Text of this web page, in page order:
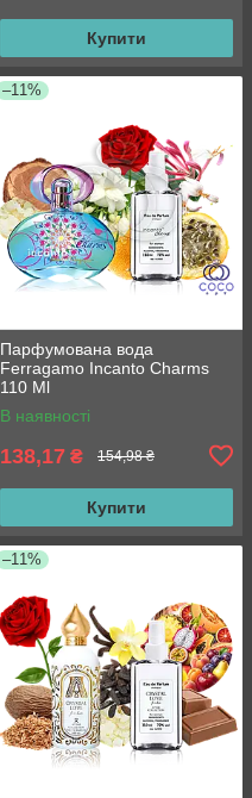
Купити
–11%
Парфумована вода
Ferragamo Incanto Charms
110 Ml
В наявності
138,17 ₴ 154,98 ₴
Купити
–11%